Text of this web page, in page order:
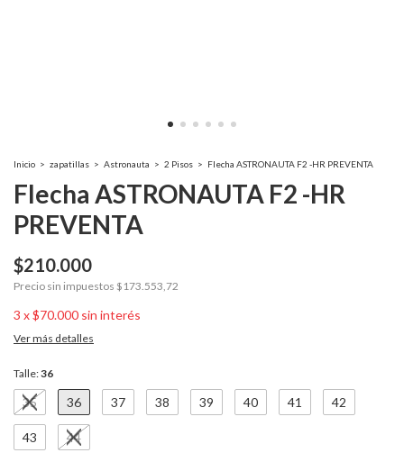
Inicio > zapatillas > Astronauta > 2 Pisos > Flecha ASTRONAUTA F2 -HR PREVENTA
Flecha ASTRONAUTA F2 -HR
PREVENTA
$210.000
Precio sin impuestos $173.553,72
3 x$70.000 sin interés
Ver más detalles
Talle:36
35 36 37 38 39 40 41 42
43 44